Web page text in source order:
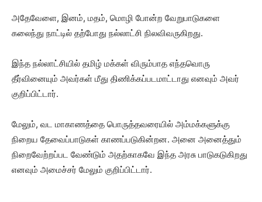
அதேவேளை, இனம், மதம், மொழி போன்ற வேறுபாடுகளை
கலைந்து நாட்டில் தற்போது நல்லாட்சி நிலவிவருகிறது.
இந்த நல்லாட்சியில் தமிழ் மக்கள் விரும்பாத எந்தவொரு
தீர்வினையும் அவர்கள் மீது திணிக்கப்படமாட்டாது எனவும் அவர்
குறிப்பிட்டார்.
மேலும், வட மாகாணத்தை பொருத்தவரையில் அம்மக்களுக்கு
நிறைய தேவைப்பாடுகள் காணப்படுகின்றன. அனை அனைத்தும்
நிறைவேற்றப்பட வேண்டும் அதற்காகவே இந்த அரசு பாடுகடுகிறது
எனவும் அமைச்சர் மேலும் குறிப்பிட்டார்.